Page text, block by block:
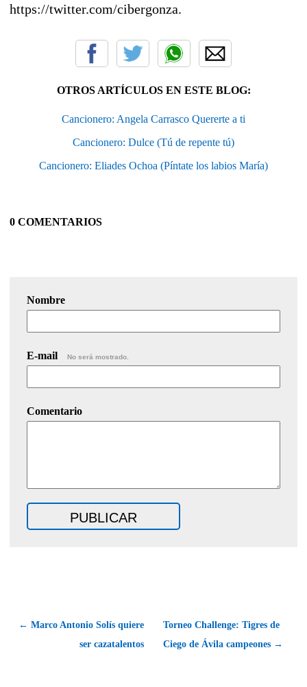
https://twitter.com/cibergonza.
OTROS ARTÍCULOS EN ESTE BLOG:
Cancionero: Angela Carrasco Quererte a ti
Cancionero: Dulce (Tú de repente tú)
Cancionero: Eliades Ochoa (Píntate los labios María)
0 COMENTARIOS
Nombre
E-mail No será mostrado.
Comentario
← Marco Antonio Solís quiere
ser cazatalentos
Torneo Challenge: Tigres de
Ciego de Ávila campeones →